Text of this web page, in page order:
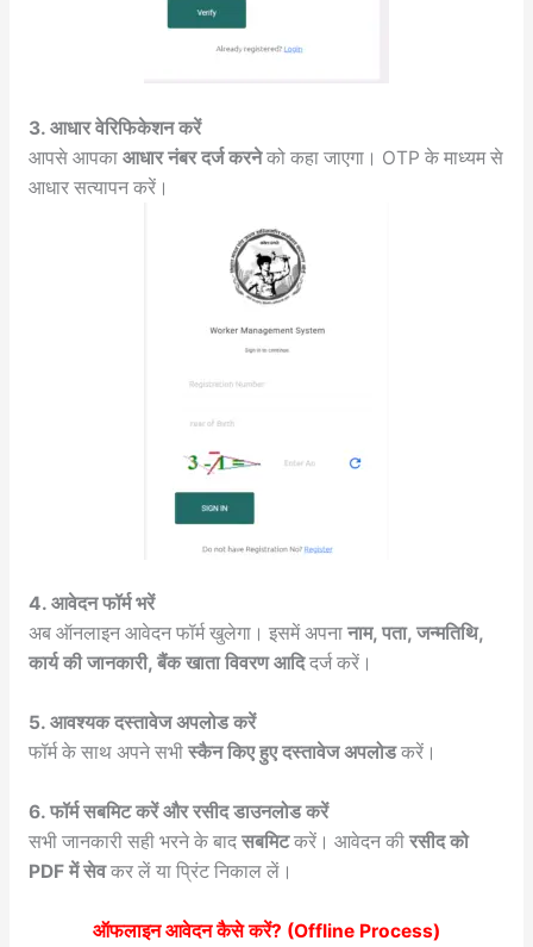
3. आधार वेरिफिकेशन करें
आपसे आपका आधार नंबर दर्ज करनेको कहा जाएगा। OTP के माध्यम से
आधार सत्यापन करें।
4. आवेदन फॉर्म भरें
अब ऑनलाइन आवेदन फॉर्म खुलेगा। इसमें अपना नाम, पता, जन्मतिथि,
कार्य की जानकारी, बैंक खाता विवरण आदिदर्ज करें।
5. आवश्यक दस्तावेज अपलोड करें
फॉर्म के साथ अपने सभी स्कैन किए हुए दस्तावेज अपलोडकरें।
6. फॉर्म सबमिट करें और रसीद डाउनलोड करें
सभी जानकारी सही भरने के बाद सबमिटकरें। आवेदन की रसीद को
PDF में सेवकर लें या प्रिंट निकाल लें।
ऑफलाइन आवेदन कैसे करें? (Offline Process)